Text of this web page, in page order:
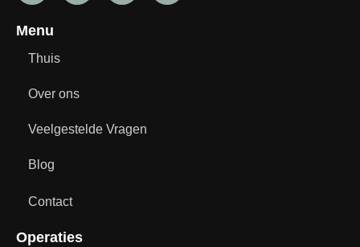
Menu
Thuis
Over ons
Veelgestelde Vragen
Blog
Contact
Operaties